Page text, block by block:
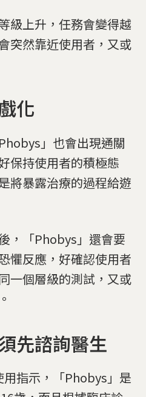
級上升，任務會變得越
突然靠近使用者，又或
化
」也會出現通關
保持使用者的積極態
將暴露治療的過程給遊
，「Phobys」還會要
懼反應，好確認使用者
一個層級的測試，又或
先諮詢醫生
指示，「Phobys」是